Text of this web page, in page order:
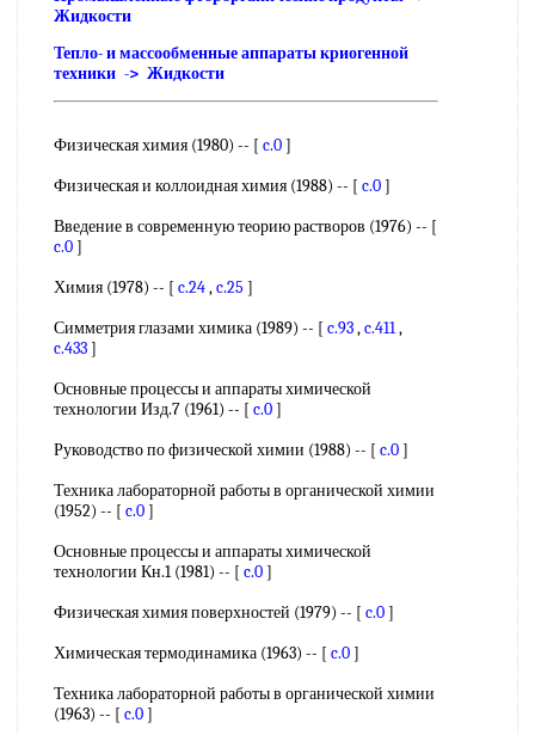
Жидкости
Тепло- и массообменные аппараты криогенной
техники -> Жидкости
Физическая химия (1980) -- [ c.0]
Физическая и коллоидная химия (1988) -- [ c.0]
Введение в современную теорию растворов (1976) -- [
c.0]
Химия (1978) -- [ c.24,c.25 ]
Симметрия глазами химика (1989) -- [ c.93,c.411,
c.433]
Основные процессы и аппараты химической
технологии Изд.7 (1961) -- [ c.0]
Руководство по физической химии (1988) -- [ c.0]
Техника лабораторной работы в органической химии
(1952) -- [ c.0]
Основные процессы и аппараты химической
технологии Кн.1 (1981) -- [ c.0]
Физическая химия поверхностей (1979) -- [ c.0]
Химическая термодинамика (1963) -- [ c.0]
Техника лабораторной работы в органической химии
(1963) -- [ c.0]